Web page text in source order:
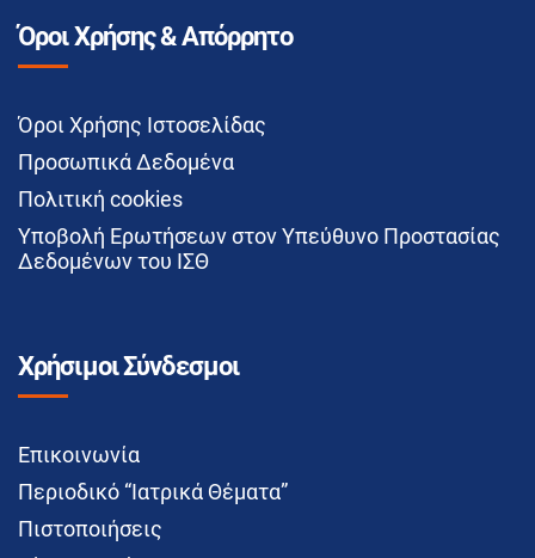
Όροι Χρήσης & Απόρρητο
Όροι Χρήσης Ιστοσελίδας
Προσωπικά Δεδομένα
Πολιτική cookies
Υποβολή Ερωτήσεων στον Υπεύθυνο Προστασίας
Δεδομένων του ΙΣΘ
Χρήσιμοι Σύνδεσμοι
Επικοινωνία
Περιοδικό “Ιατρικά Θέματα”
Πιστοποιήσεις